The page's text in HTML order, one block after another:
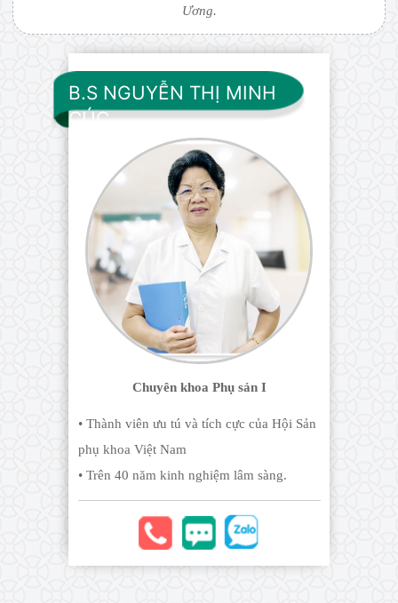
Ương.
B.S NGUYỄN THỊ MINH
CÚC
Chuyên khoa Phụ sản I
• Thành viên ưu tú và tích cực của Hội Sản
phụ khoa Việt Nam
• Trên 40 năm kinh nghiệm lâm sàng.